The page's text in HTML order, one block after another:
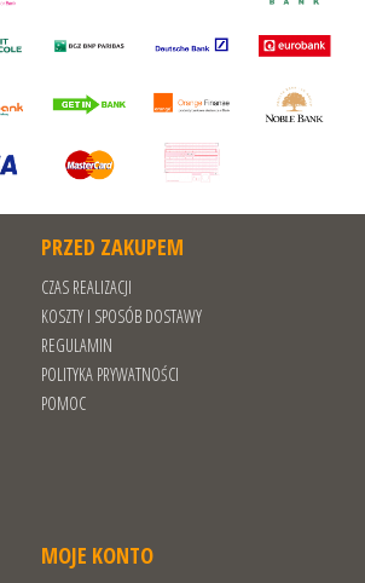
PRZED ZAKUPEM
CZAS REALIZACJI
KOSZTY I SPOSÓB DOSTAWY
REGULAMIN
POLITYKA PRYWATNOŚCI
POMOC
MOJE KONTO